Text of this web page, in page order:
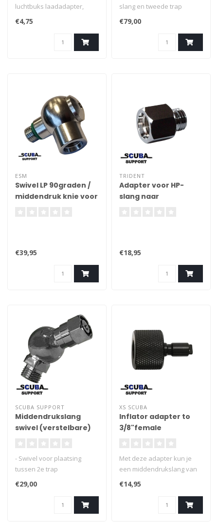
luchtbuks laadadapter,
lader of laadslang. Geschikt
voor vrijwel alle
luchtdrukgeweren.
Verbinding: 1/4 - 1/4 BSP
€4,75
slang en tweede trap
€79,00
ESM
Swivel LP 90graden /
middendruk knie voor
€39,95
TRIDENT
Adapter voor HP-
slang naar
€18,95
SCUBA SUPPORT
Middendrukslang
swivel (verstelbare)
- Swivel voor plaatsing
tussen 2e trap
ademautomaat en
middendrukslang
- Maakt 2e trap 360¡
draaibaar, geeft extra
€29,00
XS SCUBA
Inflator adapter to
3/8"female
Met deze adapter kun je
een middendrukslang van
je 2e trap aansluiten op een
inflatorslang.
€14,95